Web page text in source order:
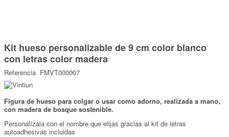
Top Ventas
Iniciar sesión/Regístrate
comienzo
de
la
galería
imágenes
Kit hueso personalizable de 9 cm color blanco
con letras color madera
Referencia FMVT000007
Figura de hueso para colgar o usar como adorno, realizada a mano,
con madera de bosque sostenible.
Personalízala con el nombre que elijas gracias al kit de letras
autoadhesivas incluidas